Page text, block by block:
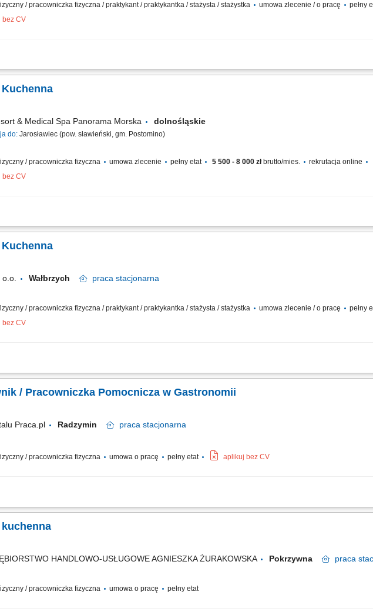
/ pracowniczka fizyczna / praktykant / praktykantka / stażysta / stażystka umowa zlecenie / o pracę pełny
bez CV
Aktywne wspieranie zespołu kucharzy przy przygotowywaniu potraw. Przygotowywanie składników
& Medical Spa Panorama Morska dolnośląskie
do: Jarosławiec (pow. sławieński, gm. Postomino)
/ pracowniczka fizyczna umowa zlecenie pełny etat 5 500 - 8 000 złbrutto/mies. rekrutacja online
bez CV
pomoc w przygotowywaniu posiłków; przestrzeganie systemu HACCP; dbanie o czystość i higienę pracy;
Wałbrzych praca stacjonarna
/ pracowniczka fizyczna / praktykant / praktykantka / stażysta / stażystka umowa zlecenie / o pracę pełny
bez CV
zespołu kucharzy w przygotowywaniu potraw, zgodnie z wytycznymi;Dbanie o czystość i porządek w
/ Pracowniczka Pomocnicza w Gastronomii
Praca.pl Radzymin praca stacjonarna
/ pracowniczka fizyczna umowa o pracę pełny etat aplikuj bez CV
naczyń; Utrzymywanie czystości w pomieszczeniach oraz na sali (obsługa maszyny myjącej)
HANDLOWO-USŁUGOWE AGNIESZKA ŻURAKOWSKA Pokrzywna praca
/ pracowniczka fizyczna umowa o pracę pełny etat